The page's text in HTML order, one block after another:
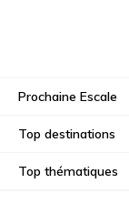
Prochaine Escale
Top destinations
Top thématiques